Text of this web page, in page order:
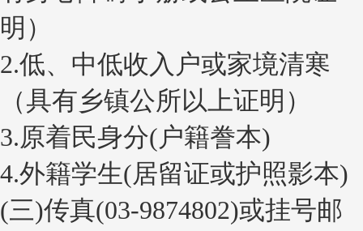
明）
2.低、中低收入户或家境清寒
（具有乡镇公所以上证明）
3.原着民身分(户籍誊本)
4.外籍学生(居留证或护照影本)
(三)传真(03-9874802)或挂号邮